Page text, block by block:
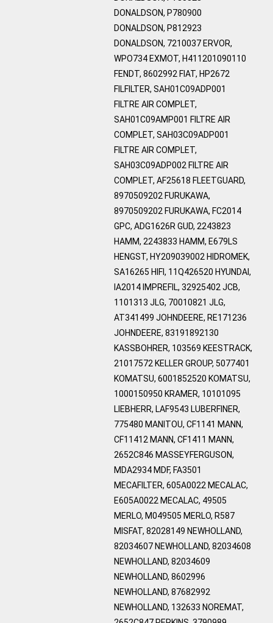
DONALDSON, P780900
DONALDSON, P812923
DONALDSON, 7210037 ERVOR,
WPO734 EXMOT, H411201090110
FENDT, 8602992 FIAT, HP2672
FILFILTER, SAH01C09ADP001
FILTRE AIR COMPLET,
SAH01C09AMP001 FILTRE AIR
COMPLET, SAH03C09ADP001
FILTRE AIR COMPLET,
SAH03C09ADP002 FILTRE AIR
COMPLET, AF25618 FLEETGUARD,
8970509202 FURUKAWA,
8970509202 FURUKAWA, FC2014
GPC, ADG1626R GUD, 2243823
HAMM, 2243833 HAMM, E679LS
HENGST, HY209039002 HIDROMEK,
SA16265 HIFI, 11Q426520 HYUNDAI,
IA2014 IMPREFIL, 32925402 JCB,
1101313 JLG, 70010821 JLG,
AT341499 JOHNDEERE, RE171236
JOHNDEERE, 83191892130
KASSBOHRER, 103569 KEESTRACK,
21017572 KELLER GROUP, 5077401
KOMATSU, 6001852520 KOMATSU,
1000150950 KRAMER, 10101095
LIEBHERR, LAF9543 LUBERFINER,
775480 MANITOU, CF1141 MANN,
CF11412 MANN, CF1411 MANN,
2652C846 MASSEYFERGUSON,
MDA2934 MDF, FA3501
MECAFILTER, 605A0022 MECALAC,
E605A0022 MECALAC, 49505
MERLO, M049505 MERLO, R587
MISFAT, 82028149 NEWHOLLAND,
82034607 NEWHOLLAND, 82034608
NEWHOLLAND, 82034609
NEWHOLLAND, 8602996
NEWHOLLAND, 87682992
NEWHOLLAND, 132633 NOREMAT,